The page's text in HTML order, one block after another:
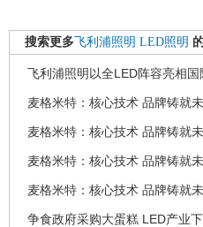
搜索更多飞利浦照明 LED照明
飞利浦照明以全LED阵容亮相国
麦格米特：核心技术 品牌铸就
麦格米特：核心技术 品牌铸就
麦格米特：核心技术 品牌铸就
麦格米特：核心技术 品牌铸就
争食政府采购大蛋糕 LED产业